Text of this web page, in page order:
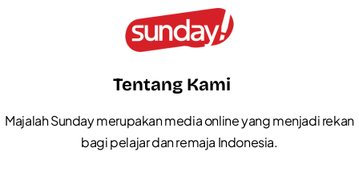
Tentang Kami
Majalah Sunday merupakan media online yang menjadi rekan
bagi pelajar dan remaja Indonesia.